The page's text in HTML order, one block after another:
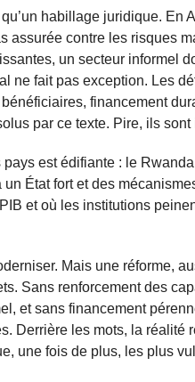
habillage juridique. En
assurée contre les risques
un secteur informel
ne fait pas exception. Les
financement
par ce texte. Pire, ils sont
pays est édifiante : le
État fort et des
et où les institutions
Mais une réforme,
Sans renforcement des
et sans financement
Derrière les mots, la réalité
une fois de plus, les plus